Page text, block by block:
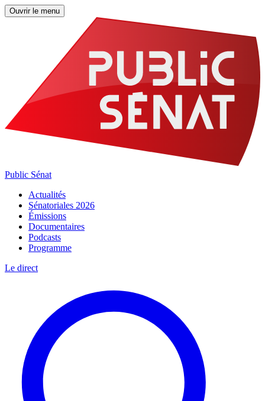
Ouvrir le menu
Public Sénat
Actualités
Sénatoriales 2026
Émissions
Documentaires
Podcasts
Programme
Le direct